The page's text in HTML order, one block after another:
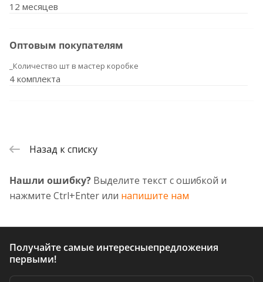
12 месяцев
Оптовым покупателям
_Количество шт в мастер коробке
4 комплекта
Назад к списку
Нашли ошибку? Выделите текст с ошибкой и
нажмите Ctrl+Enter или напишите нам
Получайте самые интересныепредложения
первыми!